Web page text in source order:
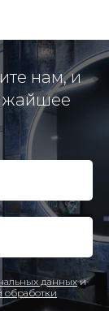
нам, и
данныхи
обработки